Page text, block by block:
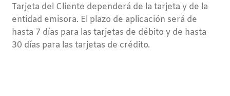
Tarjeta del Cliente dependerá de la tarjeta y de la
entidad emisora. El plazo de aplicación será de
hasta 7 días para las tarjetas de débito y de hasta
30 días para las tarjetas de crédito.